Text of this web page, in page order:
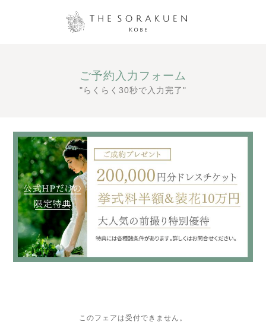
ご予約入力フォーム
"らくらく30秒で入力完了"
このフェアは受付できません。